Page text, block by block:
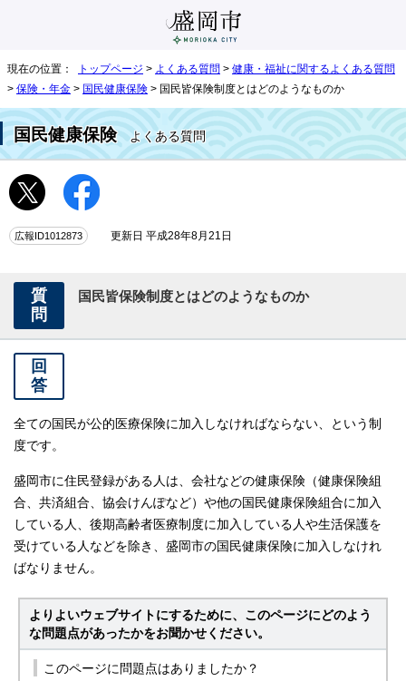
現在の位置： トップページ > よくある質問 > 健康・福祉に関するよくある質問
> 保険・年金 > 国民健康保険 > 国民皆保険制度とはどのようなものか
国民健康保険よくある質問
広報ID1012873 更新日 平成28年8月21日
質
問
国民皆保険制度とはどのようなものか
回
答
全ての国民が公的医療保険に加入しなければならない、という制
度です。
盛岡市に住民登録がある人は、会社などの健康保険（健康保険組
合、共済組合、協会けんぽなど）や他の国民健康保険組合に加入
している人、後期高齢者医療制度に加入している人や生活保護を
受けている人などを除き、盛岡市の国民健康保険に加入しなけれ
ばなりません。
よりよいウェブサイトにするために、このページにどのよう
な問題点があったかをお聞かせください。
このページに問題点はありましたか？